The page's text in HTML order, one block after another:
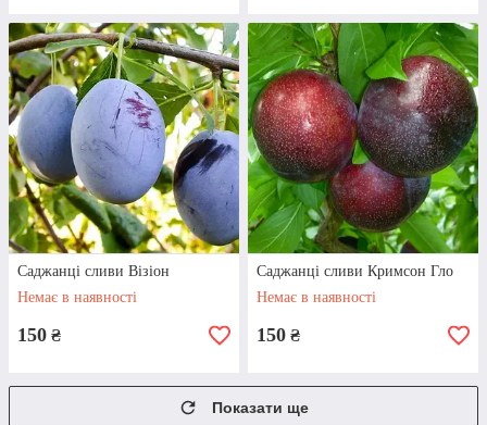
липні. Вага слив становить близько 50
грамів. Вони досить ароматні та легко
переносять транспортування.
Детальнiше
Як оформити замовлення у
нашому інтернет-магазині?
Саджанці сливи Візіон
Немає в наявності
150 ₴
Саджанці сливи Кримсон Гло
Немає в наявності
150 ₴
Показати ще